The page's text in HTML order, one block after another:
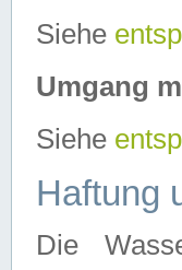
Siehe
Umgang
Siehe
Haftung
Die